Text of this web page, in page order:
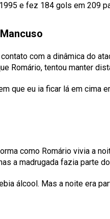
e fez 184 gols em 209
com a dinâmica do
Romário, tentou manter
que eu ia ficar lá em cima
como Romário vivia a
a madrugada fazia parte
álcool. Mas a noite era